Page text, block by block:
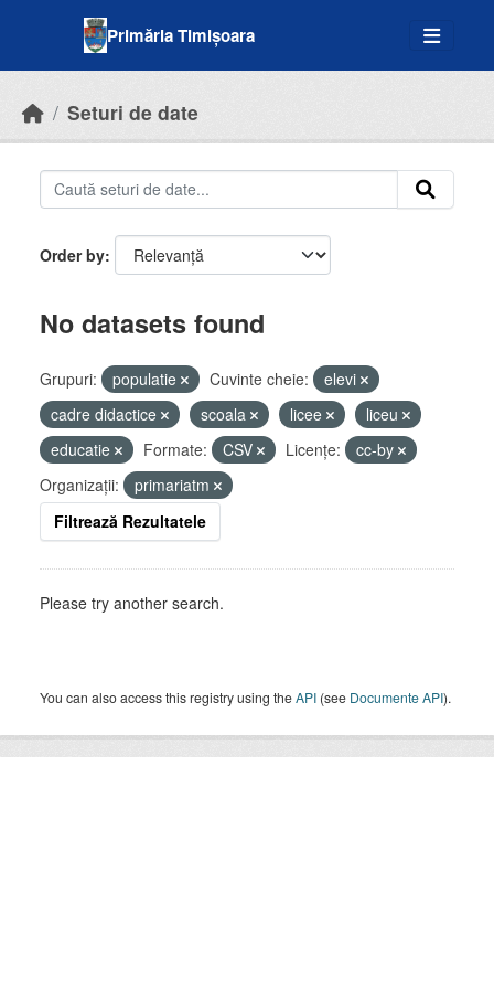
Primăria Timișoara
Seturi de date
Order by
No datasets found
Grupuri: populatie Cuvinte cheie:
elevi
cadre didactice
scoala licee
liceu
educatie
Formate: CSV Licenţe:
cc-by
Organizații:
primariatm
Filtrează Rezultatele
Please try another search.
You can also access this registry using theAPI (see Documente API).